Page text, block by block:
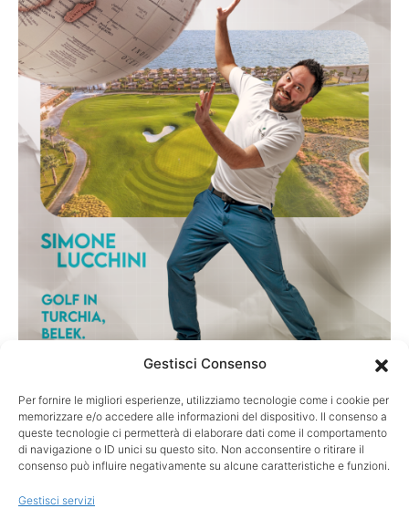
Gestisci Consenso
Per fornire le migliori esperienze, utilizziamo tecnologie come i cookie per
memorizzare e/o accedere alle informazioni del dispositivo. Il consenso a
queste tecnologie ci permetterà di elaborare dati come il comportamento
di navigazione o ID unici su questo sito. Non acconsentire o ritirare il
consenso può influire negativamente su alcune caratteristiche e funzioni.
Gestisci servizi
TURISMO
Golf in Turchia, Belek: la destinazione più
sottovalutata d’Europa?
Belek, l’alternativa alle solite mete europee Quando si parla di